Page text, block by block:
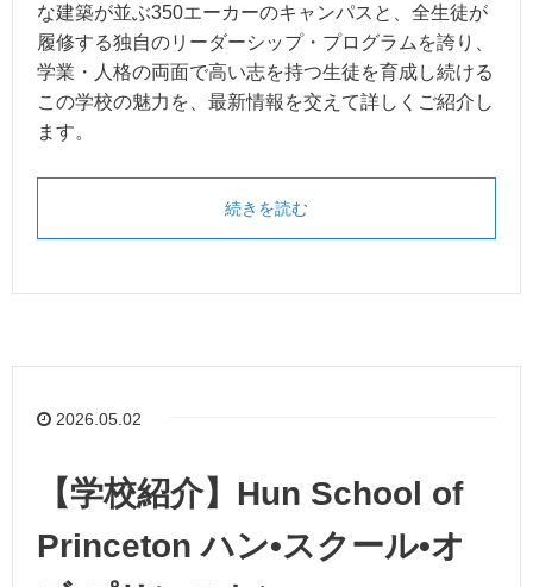
な建築が並ぶ350エーカーのキャンパスと、全生徒が
履修する独自のリーダーシップ・プログラムを誇り、
学業・人格の両面で高い志を持つ生徒を育成し続ける
この学校の魅力を、最新情報を交えて詳しくご紹介し
ます。
続きを読む
2026.05.02
【学校紹介】Hun School of
Princeton ハン•スクール•オ